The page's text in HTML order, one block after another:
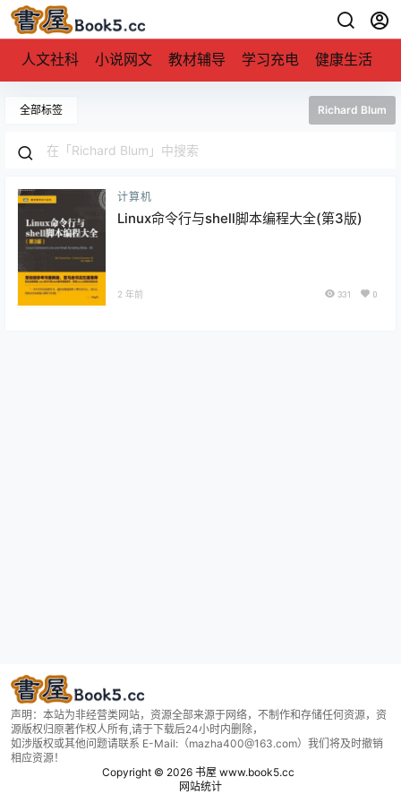
人文社科 小说网文 教材辅导 学习充电 健康生活
全部标签 Richard Blum
计算机
Linux命令行与shell脚本编程大全(第3版)
2 年前 331 0
声明：本站为非经营类网站，资源全部来源于网络，不制作和存储任何资源，资
源版权归原著作权人所有,请于下载后24小时内删除，
如涉版权或其他问题请联系 E-Mail:（mazha400@163.com）我们将及时撤销
相应资源！
Copyright © 2026书屋 www.book5.cc
网站统计